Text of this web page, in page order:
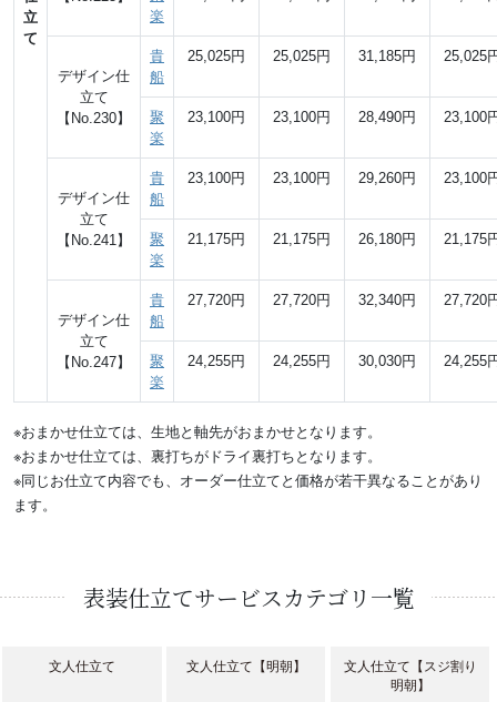
立
て
楽
デザイン仕
立て
【No.230】
貴
船
25,025円 25,025円 31,185円 25,025
聚
楽
23,100円 23,100円 28,490円 23,100
デザイン仕
立て
【No.241】
貴
船
23,100円 23,100円 29,260円 23,100
聚
楽
21,175円 21,175円 26,180円 21,175
デザイン仕
立て
【No.247】
貴
船
27,720円 27,720円 32,340円 27,720
聚
楽
24,255円 24,255円 30,030円 24,255
※おまかせ仕立ては、生地と軸先がおまかせとなります。
※おまかせ仕立ては、裏打ちがドライ裏打ちとなります。
※同じお仕立て内容でも、オーダー仕立てと価格が若干異なることがあり
ます。
表装仕立てサービスカテゴリ一覧
文人仕立て 文人仕立て【明朝】
文人仕立て【スジ割り
明朝】